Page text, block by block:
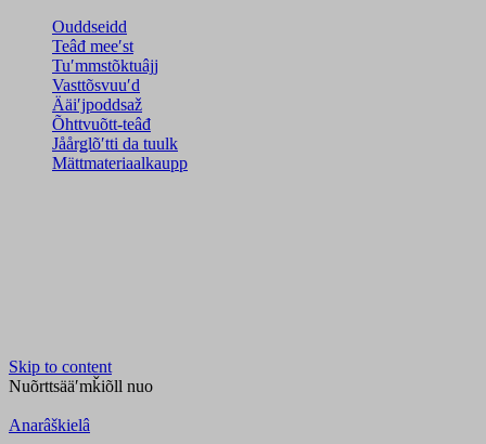
Ouddseidd
Teâđ meeʹst
Tuʹmmstõktuâjj
Vasttõsvuuʹd
Ääiʹjpoddsaž
Õhttvuõtt-teâđ
Jåårǥlõʹtti da tuulk
Mättmateriaalkaupp
Skip to content
Nuõrttsääʹmǩiõll nuo
Anarâškielâ